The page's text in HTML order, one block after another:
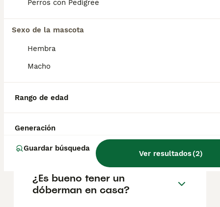
Perros con Pedigree
Sexo de la mascota
Hembra
Macho
Rango de edad
Generación
Guardar búsqueda
Ver resultados(2)
Preguntas frecuentes
¿Cuánto cuesta un cachorro
El coste medio de un cachorro de
Dobermann en España es de
pueden variar según factores como el
pedigrí, la reputación del criador y la
¿Es bueno tener un
dóberman en casa?